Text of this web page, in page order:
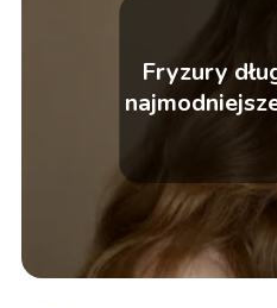
Fryzury
i